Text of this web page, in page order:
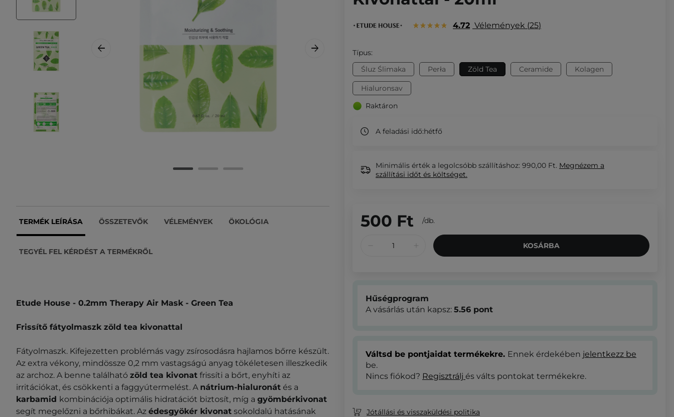
TERMÉK LEÍRÁSA ÖSSZETEVŐK VÉLEMÉNYEK ÖKOLÓGIA
TEGYÉL FEL KÉRDÉST A TERMÉKRŐL
Etude House - 0.2mm Therapy Air Mask - Green Tea
Frissítő fátyolmaszk zöld tea kivonattal
Fátyolmaszk. Kifejezetten problémás vagy zsírosodásra hajlamos bőrre készült.
Az extra vékony, mindössze 0,2 mm vastagságú anyag tökéletesen illeszkedik
az archoz. A benne található zöld tea kivonat frissíti a bőrt, enyhíti az
irritációkat, és csökkenti a faggyútermelést. A nátrium-hialuronát és a
karbamid kombinációja optimális hidratációt biztosít, míg a gyömbérkivonat
segít megelőzni a bőrhibákat. Az édesgyökér kivonat sokoldalú hatásának
4.72 Vélemények 25
Típus:
Śluz Ślimaka
Perła Zöld Tea Ceramide Kolagen
Hialuronsav
Raktáron
A feladási idő:hétfő
Minimális érték a legolcsóbb szállításhoz: 990,00 Ft. Megnézem a
szállítási időt és költséget.
500 Ft /db.
KOSÁRBA
Hűségprogram
A vásárlás után kapsz: 5.56 pont
Váltsd be pontjaidat termékekre. Ennek érdekében jelentkezz be
be.
Nincs fiókod? Regisztrálj és válts pontokat termékekre.
Jótállási és visszaküldési politika